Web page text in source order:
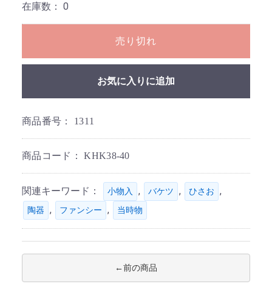
在庫数： 0
売り切れ
お気に入りに追加
商品番号： 1311
商品コード：KHK38-40
関連キーワード： 小物入 , バケツ , ひさお ,
陶器 , ファンシー , 当時物
前の商品